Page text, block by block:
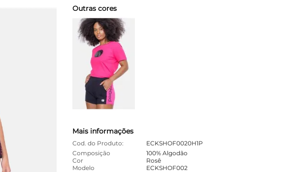
Outras cores
Mais informações
Cod. do Produto:
ECKSHOF0020H1P
Composição
100% Algodão
Cor
Rosê
Modelo
ECKSHOF002